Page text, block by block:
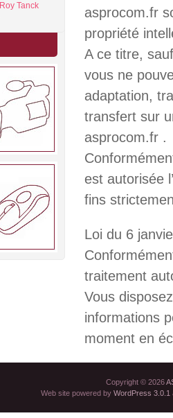
asprocom.fr
propriété
A ce titre,
vous ne
adaptation,
transfert sur
asprocom.fr .
est autorisée
fins
Loi du 6
traitement
Vous
informations
moment en
Roy Tanck
Copyright © 2026
Web site powered by WordPress 3.0.1